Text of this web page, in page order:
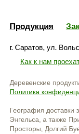
Продукция
г. Саратов, ул.
Как к нам
Деревенские
Политика
География доставки
Энгельса, а также
Просторы, Долгий